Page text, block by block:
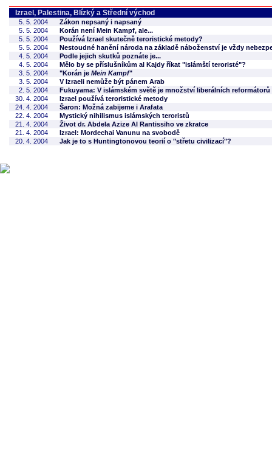
Izrael, Palestina, Blízký a Střední východ
5. 5. 2004
Zákon nepsaný i napsaný
5. 5. 2004
Korán není Mein Kampf, ale...
5. 5. 2004
Používá Izrael skutečně teroristické metody?
5. 5. 2004
Nestoudné hanění národa na základě náboženství je vždy
4. 5. 2004
Podle jejich skutků poznáte je...
4. 5. 2004
Mělo by se příslušníkům al Kajdy říkat "islámští teroristé"?
3. 5. 2004
"Korán je Mein Kampf"
3. 5. 2004
V Izraeli nemůže být pánem Arab
2. 5. 2004
Fukuyama: V islámském světě je množství liberálních reformátorů
30. 4. 2004
Izrael používá teroristické metody
24. 4. 2004
Šaron: Možná zabijeme i Arafata
22. 4. 2004
Mystický nihilismus islámských teroristů
21. 4. 2004
Život dr. Abdela Azize Al Rantissiho ve zkratce
21. 4. 2004
Izrael: Mordechai Vanunu na svobodě
20. 4. 2004
Jak je to s Huntingtonovou teorií o "střetu civilizací"?